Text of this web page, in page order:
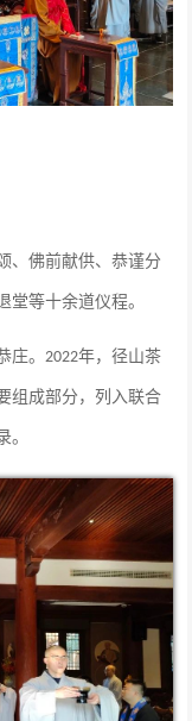
、佛前献供、恭谨分
堂等十余道仪程。
庄。2022年，径山茶
组成部分，列入联合
。